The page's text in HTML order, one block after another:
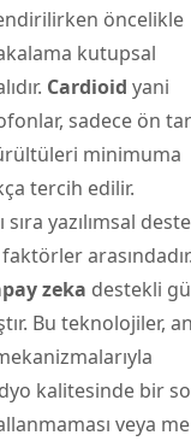
öncelikle
kutupsal
Cardioid yani
sadece ön
minimuma
tercih edilir.
yazılımsal
zeka destekli
Bu teknolojiler,
kalitesinde bir
veya